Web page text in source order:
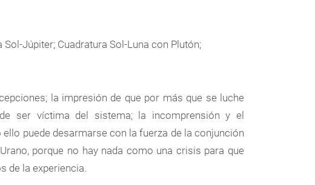
Júpiter; Cuadratura Sol-Luna con Plutón;
la impresión de que por más que se luche
ser víctima del sistema; la incomprensión y el
puede desarmarse con la fuerza de la conjunción
porque no hay nada como una crisis para que
de la experiencia.